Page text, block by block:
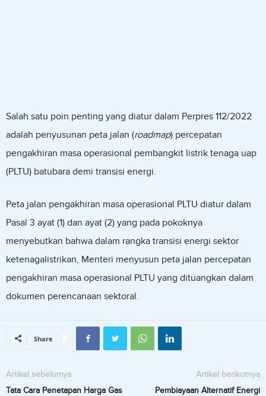
Salah satu poin penting yang diatur dalam Perpres 112/2022
adalah penyusunan peta jalan (roadmap) percepatan
pengakhiran masa operasional pembangkit listrik tenaga uap
(PLTU) batubara demi transisi energi.
Peta jalan pengakhiran masa operasional PLTU diatur dalam
Pasal 3 ayat (1) dan ayat (2) yang pada pokoknya
menyebutkan bahwa dalam rangka transisi energi sektor
ketenagalistrikan, Menteri menyusun peta jalan percepatan
pengakhiran masa operasional PLTU yang dituangkan dalam
dokumen perencanaan sektoral.
Share
Artikel sebelumya
Tata Cara Penetapan Harga Gas
Artikel berikutnya
Pembiayaan Alternatif Energi